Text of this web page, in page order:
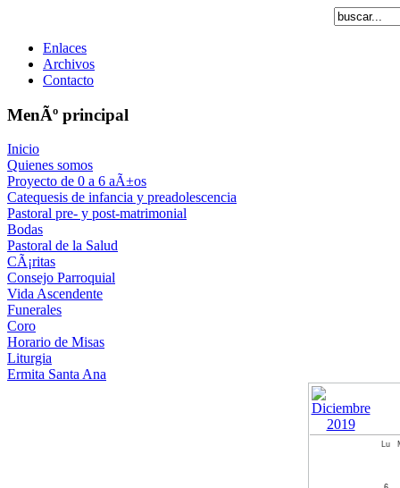
Enlaces
Archivos
Contacto
MenÃº principal
Inicio
Quienes somos
Proyecto de 0 a 6 aÃ±os
Catequesis de infancia y preadolescencia
Pastoral pre- y post-matrimonial
Bodas
Pastoral de la Salud
CÃ¡ritas
Consejo Parroquial
Vida Ascendente
Funerales
Coro
Horario de Misas
Liturgia
Ermita Santa Ana
Lu